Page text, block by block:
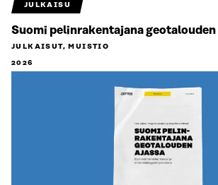
JULKAISU
Suomi pelinrakentajana geotalouden
JULKAISUT, MUISTIO
2026